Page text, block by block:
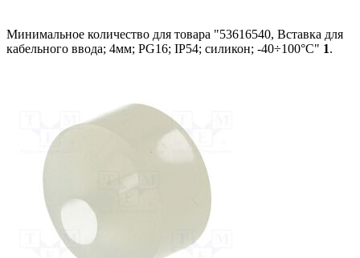
Минимальное количество для товара "53616540, Вставка для
кабельного ввода; 4мм; PG16; IP54; силикон; -40÷100°C" 1.